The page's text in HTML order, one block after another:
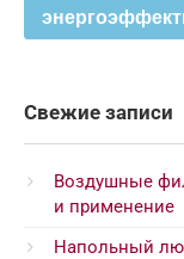
Свежие записи
Воздушные
и применение
Напольный